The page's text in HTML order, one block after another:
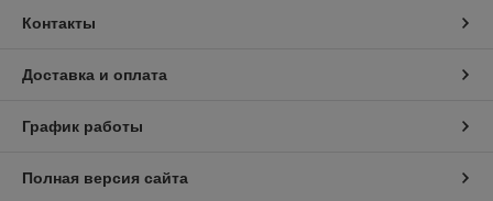
Контакты
Доставка и оплата
График работы
Полная версия сайта